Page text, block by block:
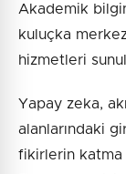
Akademik
kuluçka
hizmetleri
Yapay zeka,
alanlarındaki
fikirlerin katma